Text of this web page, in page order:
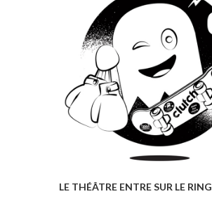
LE THÉÂTRE ENTRE SUR LE RING